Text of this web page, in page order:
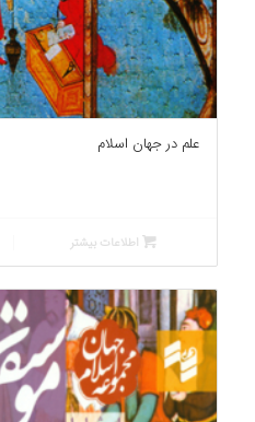
علم در جهان اسلام
اطلاعات بیشتر